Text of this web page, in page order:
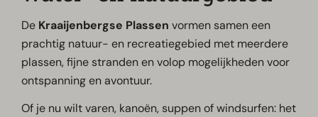
De Kraaijenbergse Plassen vormen samen een
prachtig natuur- en recreatiegebied met meerdere
plassen, fijne stranden en volop mogelijkheden voor
ontspanning en avontuur.
Of je nu wilt varen, kanoën, suppen of windsurfen: het